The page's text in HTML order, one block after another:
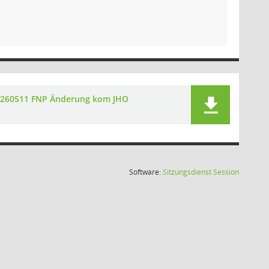
260511 FNP Änderung kom JHO
Software:SitzungsdienstSession(Wird in